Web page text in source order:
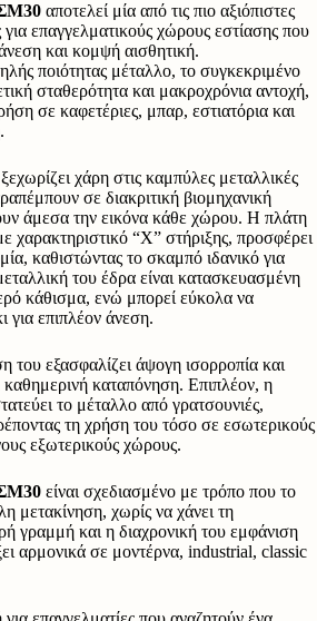
αποτελεί μία από τις πιο αξιόπιστες
για επαγγελματικούς χώρους εστίασης που
και κομψή αισθητική.
ποιότητας μέταλλο, το συγκεκριμένο
σταθερότητα και μακροχρόνια αντοχή,
σε καφετέριες, μπαρ, εστιατόρια και
χάρη στις καμπύλες μεταλλικές
σε διακριτική βιομηχανική
άμεσα την εικόνα κάθε χώρου. Η πλάτη
“Χ” στήριξης, προσφέρει
καθιστώντας το σκαμπό ιδανικό για
του έδρα είναι κατασκευασμένη
κάθισμα, ενώ μπορεί εύκολα να
για επιπλέον άνεση.
του εξασφαλίζει άψογη ισορροπία και
καθημερινή καταπόνηση. Επιπλέον, η
το μέταλλο από γρατσουνιές,
τη χρήση του τόσο σε εσωτερικούς
εξωτερικούς χώρους.
είναι σχεδιασμένο με τρόπο που το
μετακίνηση, χωρίς να χάνει τη
γραμμή και η διαχρονική του εμφάνιση
αρμονικά σε μοντέρνα, industrial, classic